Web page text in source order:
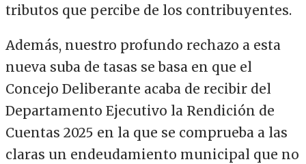
tributos que percibe de los contribuyentes.
Además, nuestro profundo rechazo a esta
nueva suba de tasas se basa en que el
Concejo Deliberante acaba de recibir del
Departamento Ejecutivo la Rendición de
Cuentas 2025 en la que se comprueba a las
claras un endeudamiento municipal que no